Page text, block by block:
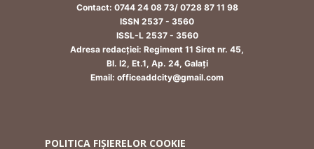
Contact: 0744 24 08 73/ 0728 87 11 98
ISSN 2537 - 3560
ISSL-L 2537 - 3560
Adresa redacției: Regiment 11 Siret nr. 45,
Bl. I2, Et.1, Ap. 24, Galați
Email: officeaddcity@gmail.com
POLITICA FIȘIERELOR COOKIE